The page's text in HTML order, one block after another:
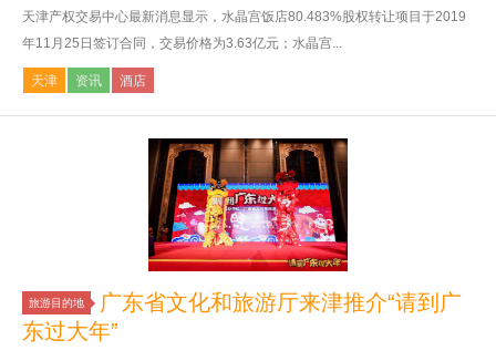
天津产权交易中心最新消息显示，水晶宫饭店80.483%股权转让项目于2019
年11月25日签订合同，交易价格为3.63亿元；水晶宫...
天津 资讯 酒店
旅游目的地
广东省文化和旅游厅来津推介“请到广
东过大年”